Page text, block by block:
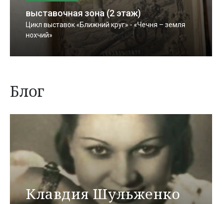
выставочная зона (2 этаж)
Цикл выставок «Ближний круг» - «Чечня – земля
нохчий»
Блог
Клавдия Шульженко